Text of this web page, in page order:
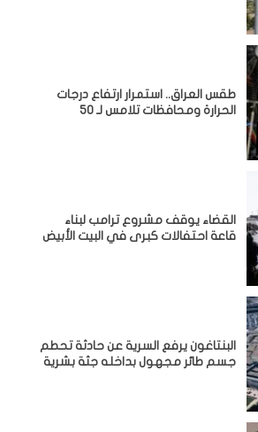
طقس العراق.. استمرار ارتفاع درجات
الحرارة ومحافظات تلامس لـ 50
القضاء يوقف مشروع ترامب لبناء
قاعة احتفالات كبرى في البيت الأبيض
البنتاغون يرفع السرية عن حادثة تحطم
جسم طائر مجهول بداخله جثة بشرية